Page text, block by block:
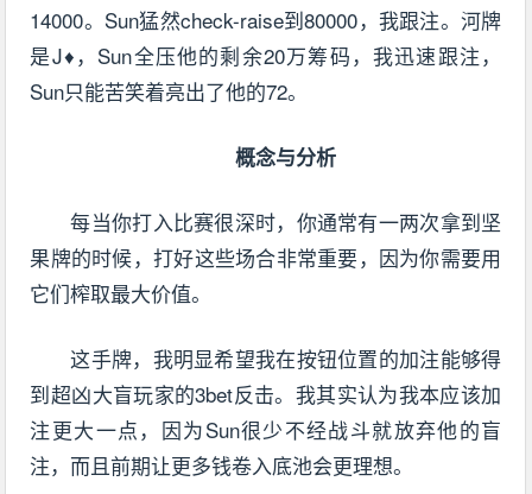
14000。Sun猛然check-raise到80000，我跟注。河牌
是J♦，Sun全压他的剩余20万筹码，我迅速跟注，
Sun只能苦笑着亮出了他的72。
概念与分析
每当你打入比赛很深时，你通常有一两次拿到坚
果牌的时候，打好这些场合非常重要，因为你需要用
它们榨取最大价值。
这手牌，我明显希望我在按钮位置的加注能够得
到超凶大盲玩家的3bet反击。我其实认为我本应该加
注更大一点，因为Sun很少不经战斗就放弃他的盲
注，而且前期让更多钱卷入底池会更理想。